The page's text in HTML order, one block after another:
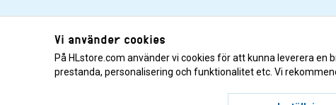
© 2001–2026 Highlights/KR Distribution AB.
Vi använder cookies
På HLstore.com använder vi cookies för att kunna leverera
prestanda, personalisering och funktionalitet etc. Vi